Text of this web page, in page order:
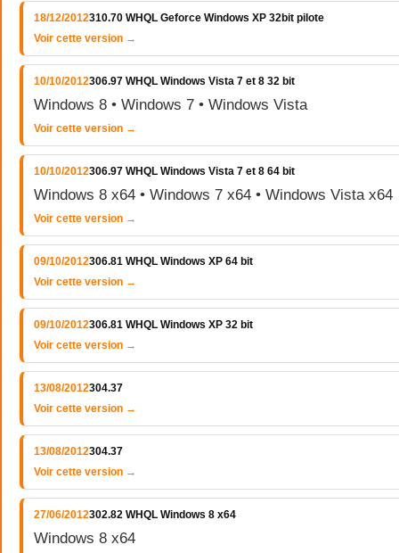
18/12/2012310.70 WHQL Geforce Windows XP 32bit pilote
Voir cette version →
10/10/2012306.97 WHQL Windows Vista 7 et 8 32 bit
Windows 8 • Windows 7 • Windows Vista
Voir cette version →
10/10/2012306.97 WHQL Windows Vista 7 et 8 64 bit
Windows 8 x64 • Windows 7 x64 • Windows Vista x64
Voir cette version →
09/10/2012306.81 WHQL Windows XP 64 bit
Voir cette version →
09/10/2012306.81 WHQL Windows XP 32 bit
Voir cette version →
13/08/2012304.37
Voir cette version →
13/08/2012304.37
Voir cette version →
27/06/2012302.82 WHQL Windows 8 x64
Windows 8 x64